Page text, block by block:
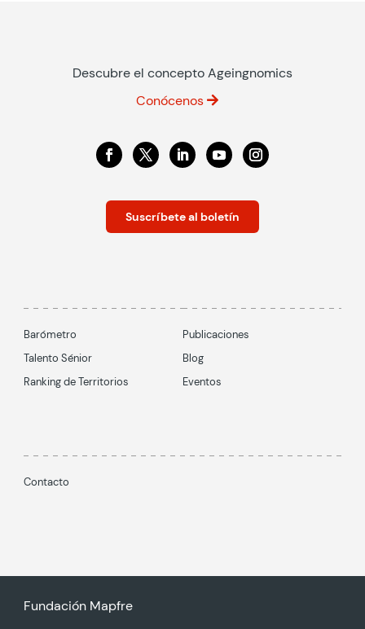
Descubre el concepto Ageingnomics
Conócenos
Suscríbete al boletín
Barómetro
Talento Sénior
Ranking de Territorios
Publicaciones
Blog
Eventos
Contacto
Fundación Mapfre